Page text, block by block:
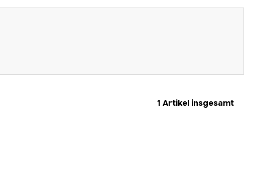
1 Artikel insgesamt